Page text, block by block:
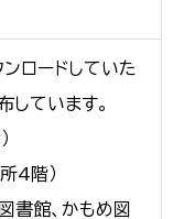
ロードしていた
しています。
4階）
書館、かもめ図